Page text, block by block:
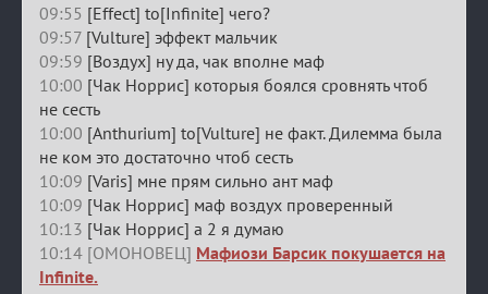
09:55 [Effect] to[Infinite] чего?
09:57 [Vulture] эффект мальчик
09:59 [Воздух] ну да, чак вполне маф
10:00 [Чак Норрис] которыя боялся сровнять чтоб
не сесть
10:00 [Anthurium] to[Vulture] не факт. Дилемма была
не ком это достаточно чтоб сесть
10:09 [Varis] мне прям сильно ант маф
10:09 [Чак Норрис] маф воздух проверенный
10:13 [Чак Норрис] а 2 я думаю
10:14 [ОМОНОВЕЦ] Мафиози Барсик покушается на
Infinite.